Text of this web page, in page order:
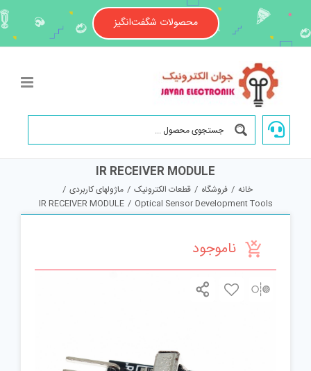
content
محصولات شگفت‌انگیز
IR RECEIVER MODULE
خانه / فروشگاه / قطعات الکترونیک / ماژولهای کاربردی /
Optical Sensor Development Tools
/
IR RECEIVER MODULE
ناموجود